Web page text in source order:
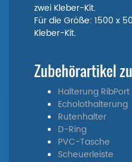
zwei Kleber-Kit.
Für die Größe: 1500 x
Kleber-Kit.
Zubehörartikel
Halterung RibPort
Echolothalterung
Rutenhalter
D-Ring
PVC-Tasche
Scheuerleiste